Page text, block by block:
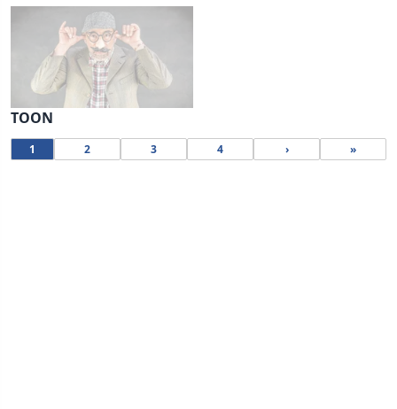
TOON
1 2 3 4 › »